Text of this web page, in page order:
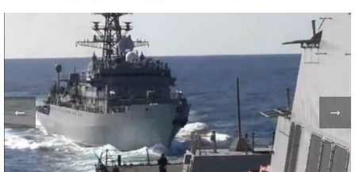
← →